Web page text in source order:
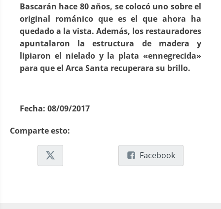
Bascarán hace 80 años, se colocó uno sobre el
original románico que es el que ahora ha
quedado a la vista. Además, los restauradores
apuntalaron la estructura de madera y
lipiaron el nielado y la plata «ennegrecida»
para que el Arca Santa recuperara su brillo.
Fecha: 08/09/2017
Comparte esto:
Facebook